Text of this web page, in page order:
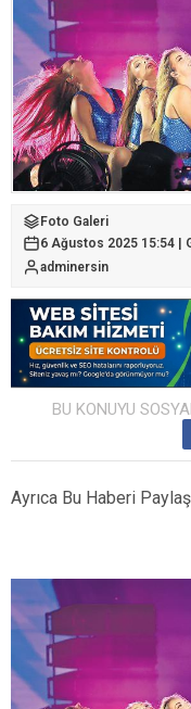
Foto Galeri
6 Ağustos 2025 15:54 |
adminersin
BU KONUYU
Ayrıca Bu Haberi